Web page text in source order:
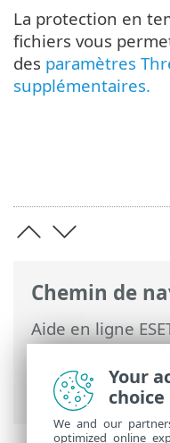
Chemin de
Aide en ligne
Security>
Protections>
du système de
La protection en
fichiers vous
des paramètres
supplémentaires.
Your
choice
We and our
optimized online